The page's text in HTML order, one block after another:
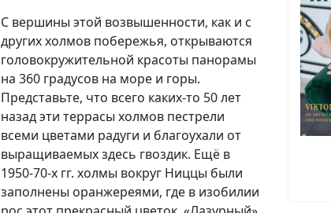
С вершины этой возвышенности, как и с
других холмов побережья, открываются
головокружительной красоты панорамы
на 360 градусов на море и горы.
Представьте, что всего каких-то 50 лет
назад эти террасы холмов пестрели
всеми цветами радуги и благоухали от
выращиваемых здесь гвоздик. Ещё в
1950-70-х гг. холмы вокруг Ниццы были
заполнены оранжереями, где в изобилии